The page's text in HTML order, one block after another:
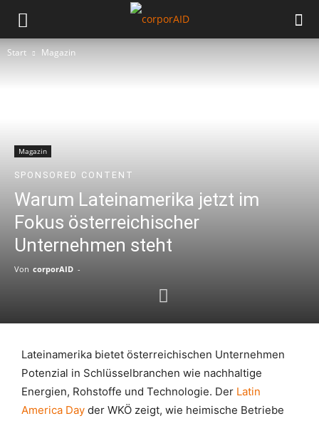
Start Magazin
Magazin
SPONSORED CONTENT
Warum Lateinamerika jetzt im
Fokus österreichischer
Unternehmen steht
Von corporAID -
Lateinamerika bietet österreichischen Unternehmen
Potenzial in Schlüsselbranchen wie nachhaltige
Energien, Rohstoffe und Technologie. Der Latin
America Day der WKÖ zeigt, wie heimische Betriebe